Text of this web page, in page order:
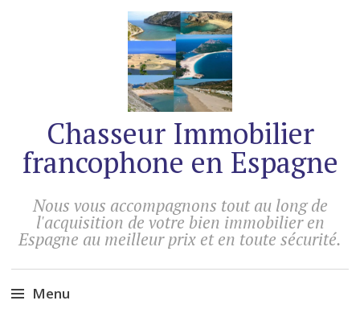
Chasseur Immobilier
francophone en Espagne
Nous vous accompagnons tout au long de
l'acquisition de votre bien immobilier en
Espagne au meilleur prix et en toute sécurité.
Menu